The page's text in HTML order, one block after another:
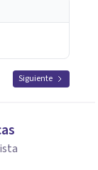
Siguiente